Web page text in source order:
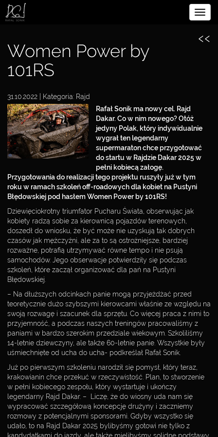
BIOGRAFIA
PRZĘDSIĘBIORCA
FILANTROP
MULTIMEDIA
PARTNERZY
KONTAKT
DO POBRANIA
POLITYKA
PRYWATNOŚCI
REALIZACJA:
Women Power by
101RS
‹‹
31.10.2022 | Kategoria: Rajd
Rafał Sonik ma nowy cel. Rajd
Dakar. Co w nim nowego? Otóż
jedyny Polak, który indywidualnie
wygrał ten legendarny
supermaraton chce przygotować
do startu w Rajdzie Dakar 2025 w
pełni kobiecą załogę.
Przygotowania do realizacji tego projektu ruszyły już w tym
roku w ramach szkoleń off-roadowych dla kobiet na Pustyni
Błędowskiej pod hasłem Women Power by 101RS!
Dziewięciokrotny triumfator Pucharu Świata, obserwując jak
kobiety radzą sobie za kierownicą pojazdów terenowych,
doszedł do wniosku, że być może nie uzyskują tak dobrych
czasów jak mężczyźni, ale za to są ostrożniejsze, bardziej
rozważne, potrafią utrzymywać równe tempo i nie psują
samochodów. Jego obserwacje potwierdziły się podczas
szkoleń, które zaczął organizować dla pań na Pustyni
Błędowskiej.
– Na dłuższych odcinkach panie mogą przyjeżdżać przed
teoretycznie dużo szybszymi kierowcami właśnie ze względu na
swoją rozwagę i szacunek dla sprzętu. Co więcej praca z nimi to
przyjemność, a podczas naszych treningów pracowaliśmy z
paniami w bardzo szerokim przedziale wiekowym. Szkoliliśmy
14-letnie dziewczyny, ale także 60-letnie panie. Wszystkie były
uśmiechnięte od ucha do ucha- podkreślał Rafał Sonik.
Już po pierwszym szkoleniu narodził się pomysł, który teraz,
krakowianin chce przekuć w rzeczywistość. Plan, to stworzenie
w pełni kobiecego zespołu, który wystartuje i ukończy
legendarny Rajd Dakar. – Liczę, że do wiosny uda nam się
wypracować szczegółową koncepcję drużyny i zaczniemy
rozmowy z potencjalnymi sponsorami. Gdyby wszystko się
udało, to na Rajd Dakar 2025 bylibyśmy gotowi nie tylko z